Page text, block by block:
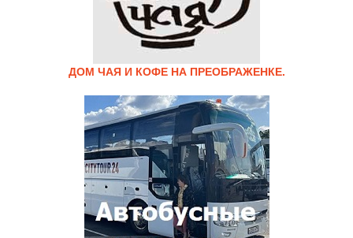
ДОМ ЧАЯ И КОФЕ НА ПРЕОБРАЖЕНКЕ.